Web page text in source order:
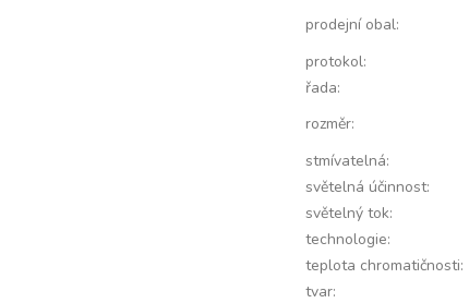
prodejní obal:
protokol:
řada:
rozměr:
stmívatelná:
světelná účinnost:
světelný tok:
technologie:
teplota chromatičnosti:
tvar: